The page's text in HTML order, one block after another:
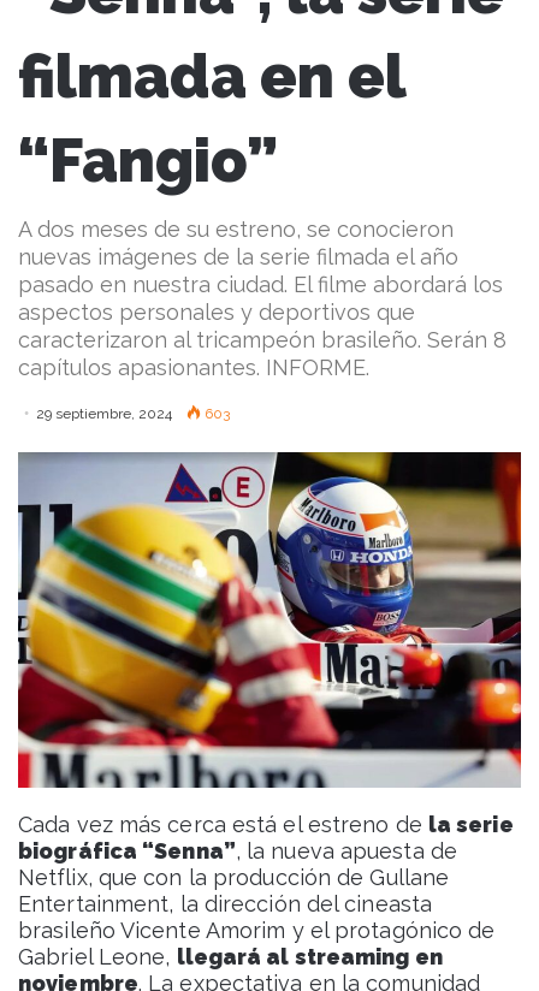
filmada en el
“Fangio”
A dos meses de su estreno, se conocieron
nuevas imágenes de la serie filmada el año
pasado en nuestra ciudad. El filme abordará los
aspectos personales y deportivos que
caracterizaron al tricampeón brasileño. Serán 8
capítulos apasionantes. INFORME.
29 septiembre, 2024 603
Cada vez más cerca está el estreno de la serie
biográfica “Senna”, la nueva apuesta de
Netflix, que con la producción de Gullane
Entertainment, la dirección del cineasta
brasileño Vicente Amorim y el protagónico de
Gabriel Leone, llegará al streaming en
noviembre. La expectativa en la comunidad